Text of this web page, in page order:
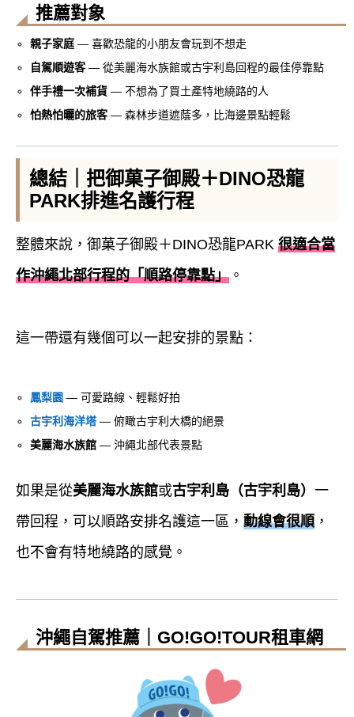
推薦對象
親子家庭 — 喜歡恐龍的小朋友會玩到不想走
自駕順遊客— 從美麗海水族館或古宇利島回程的最佳停靠點
伴手禮一次補貨 — 不想為了買土產特地繞路的人
怕熱怕曬的旅客— 森林步道遮蔭多，比海邊景點輕鬆
總結｜把御菓子御殿＋DINO恐龍
PARK排進名護行程
整體來說，御菓子御殿＋DINO恐龍PARK 很適合當
作沖繩北部行程的「順路停靠點」 。
這一帶還有幾個可以一起安排的景點：
鳳梨園 — 可愛路線、輕鬆好拍
古宇利海洋塔 — 俯瞰古宇利大橋的絕景
美麗海水族館 — 沖繩北部代表景點
如果是從美麗海水族館或古宇利島（古宇利島） 一
帶回程，可以順路安排名護這一區， 動線會很順 ，
也不會有特地繞路的感覺。
沖繩自駕推薦｜GO!GO!TOUR租車網